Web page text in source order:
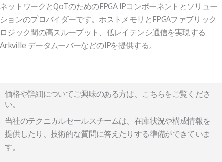
ネットワークとQoTのためのFPGA IPコンポーネントとソリュー
ションのプロバイダーです。ホストメモリとFPGAファブリック
ロジック間の高スループット、低レイテンシ通信を実現する
Arkville データムーバーなどのIPを提供する。
価格や詳細についてご興味のある方は、こちらをご覧くださ
い。
当社のテクニカルセールスチームは、在庫状況や構成情報を
提供したり、技術的な質問に答えたりする準備ができていま
す。